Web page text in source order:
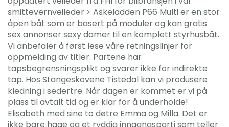
smittevernveileder > Askeladden P66 Multi er en stor
åpen båt som er basert på moduler og kan gratis
sex annonser sexy damer til en komplett styrhusbåt.
Vi anbefaler å først lese våre retningslinjer for
oppmelding av titler. Partene har
tapsbegrensningsplikt og svarer ikke for indirekte
tap. Hos Stangeskovene Tistedal kan vi produsere
kledning i sedertre. Når dagen er kommet er vi på
plass til avtalt tid og er klar for å underholde!
Elisabeth med sine to døtre Emma og Milla. Det er
ikke bare hage og et ryddig inngangsparti som teller